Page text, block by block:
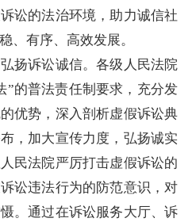
讼的法治环境，助力诚信社
、有序、高效发展。
扬诉讼诚信。各级人民法院
”的普法责任制要求，充分发
优势，深入剖析虚假诉讼典
，加大宣传力度，弘扬诚实
民法院严厉打击虚假诉讼的
讼违法行为的防范意识，对
。通过在诉讼服务大厅、诉